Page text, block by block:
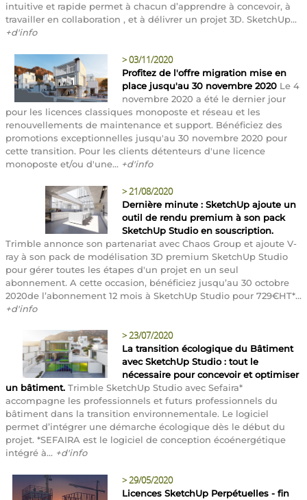
intuitive et rapide permet à chacun d’apprendre à concevoir, à
travailler en collaboration , et à délivrer un projet 3D. SketchUp...
+d'info
>03/11/2020
Profitez de l'offre migration mise en
place jusqu'au 30 novembre 2020 Le 4
novembre 2020 a été le dernier jour
pour les licences classiques monoposte et réseau et les
renouvellements de maintenance et support. Bénéficiez des
promotions exceptionnelles jusqu'au 30 novembre 2020 pour
cette transition. Pour les clients détenteurs d'une licence
monoposte et/ou d'une... +d'info
>21/08/2020
Dernière minute : SketchUp ajoute un
outil de rendu premium à son pack
SketchUp Studio en souscription.
Trimble annonce son partenariat avec Chaos Group et ajoute V-
ray à son pack de modélisation 3D premium SketchUp Studio
pour gérer toutes les étapes d'un projet en un seul
abonnement. A cette occasion, bénéficiez jusqu’au 30 octobre
2020de l’abonnement 12 mois à SketchUp Studio pour 729€HT*...
+d'info
>23/07/2020
La transition écologique du Bâtiment
avec SketchUp Studio : tout le
nécessaire pour concevoir et optimiser
un bâtiment. Trimble SketchUp Studio avec Sefaira*
accompagne les professionnels et futurs professionnels du
bâtiment dans la transition environnementale. Le logiciel
permet d’intégrer une démarche écologique dès le début du
projet. *SEFAIRA est le logiciel de conception écoénergétique
intégré à... +d'info
>29/05/2020
Licences SketchUp Perpétuelles - fin